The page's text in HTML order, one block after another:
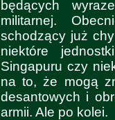
będących
militarnej.
schodzący już
niektóre
Singapuru czy
na to, że mogą
desantowych i
armii. Ale po kolei.